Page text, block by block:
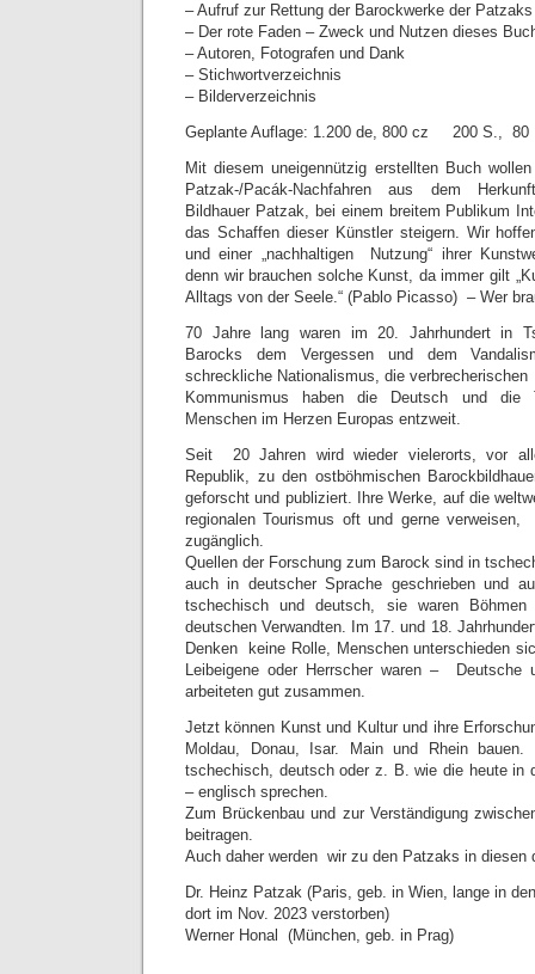
– Aufruf zur Rettung der Barockwerke der Patzaks
– Der rote Faden – Zweck und Nutzen dieses
– Autoren, Fotografen und Dank
– Stichwortverzeichnis
– Bilderverzeichnis
Geplante Auflage: 1.200 de, 800 cz 200 S., 80
Mit diesem uneigennützig erstellten Buch
Patzak-/Pacák-Nachfahren aus dem
Bildhauer Patzak, bei einem breitem Publikum
das Schaffen dieser Künstler steigern. Wir
und einer „nachhaltigen Nutzung“ ihrer
denn wir brauchen solche Kunst, da immer gilt
Alltags von der Seele.“ (Pablo Picasso) – Wer
70 Jahre lang waren im 20. Jahrhundert in
Barocks dem Vergessen und dem
schreckliche Nationalismus, die
Kommunismus haben die Deutsch und die
Menschen im Herzen Europas entzweit.
Seit 20 Jahren wird wieder vielerorts, vor
Republik, zu den ostböhmischen
geforscht und publiziert. Ihre Werke, auf die
regionalen Tourismus oft und gerne
zugänglich.
Quellen der Forschung zum Barock sind in
auch in deutscher Sprache geschrieben und
tschechisch und deutsch, sie waren
deutschen Verwandten. Im 17. und 18.
Denken keine Rolle, Menschen unterschieden
Leibeigene oder Herrscher waren – Deutsche
arbeiteten gut zusammen.
Jetzt können Kunst und Kultur und ihre
Moldau, Donau, Isar. Main und Rhein bauen.
tschechisch, deutsch oder z. B. wie die heute in
– englisch sprechen.
Zum Brückenbau und zur Verständigung
beitragen.
Auch daher werden wir zu den Patzaks in diesen
Dr. Heinz Patzak (Paris, geb. in Wien, lange in
dort im Nov. 2023 verstorben)
Werner Honal (München, geb. in Prag)